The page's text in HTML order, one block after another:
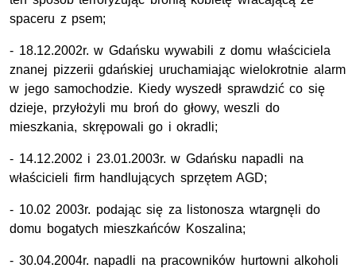
spaceru z psem;
- 18.12.2002r. w Gdańsku wywabili z domu właściciela
znanej pizzerii gdańskiej uruchamiając wielokrotnie alarm
w jego samochodzie. Kiedy wyszedł sprawdzić co się
dzieje, przyłożyli mu broń do głowy, weszli do
mieszkania, skrępowali go i okradli;
- 14.12.2002 i 23.01.2003r. w Gdańsku napadli na
właścicieli firm handlujących sprzętem AGD;
- 10.02 2003r. podając się za listonosza wtargnęli do
domu bogatych mieszkańców Koszalina;
- 30.04.2004r. napadli na pracowników hurtowni alkoholi